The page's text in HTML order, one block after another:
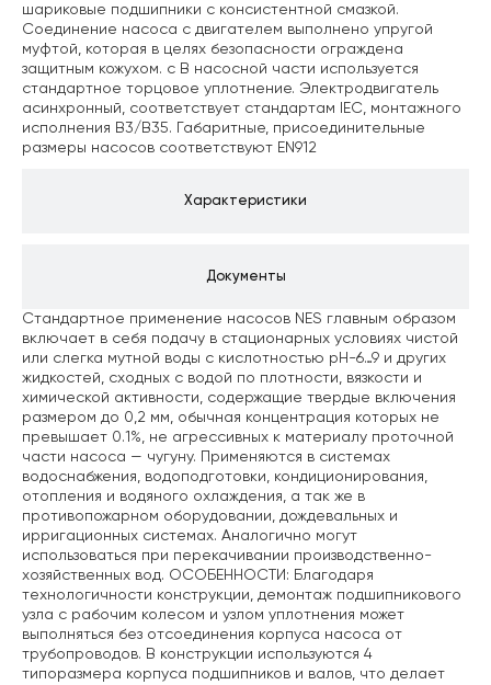
Характеристики
Документы
шариковые подшипники с консистентной смазкой.
Соединение насоса с двигателем выполнено упругой
муфтой, которая в целях безопасности ограждена
защитным кожухом. c В насосной части используется
стандартное торцовое уплотнение. Электродвигатель
асинхронный, соответствует стандартам IEC, монтажного
исполнения B3/В35. Габаритные, присоединительные
размеры насосов соответствуют EN912
Стандартное применение насосов NES главным образом
включает в себя подачу в стационарных условиях чистой
или слегка мутной воды с кислотностью pH-6…9 и других
жидкостей, сходных с водой по плотности, вязкости и
химической активности, содержащие твердые включения
размером до 0,2 мм, обычная концентрация которых не
превышает 0.1%, не агрессивных к материалу проточной
части насоса — чугуну. Применяются в системах
водоснабжения, водоподготовки, кондиционирования,
отопления и водяного охлаждения, а так же в
противопожарном оборудовании, дождевальных и
ирригационных системах. Аналогично могут
использоваться при перекачивании производственно-
хозяйственных вод. ОСОБЕННОСТИ: Благодаря
технологичности конструкции, демонтаж подшипникового
узла с рабочим колесом и узлом уплотнения может
выполняться без отсоединения корпуса насоса от
трубопроводов. В конструкции используются 4
типоразмера корпуса подшипников и валов, что делает